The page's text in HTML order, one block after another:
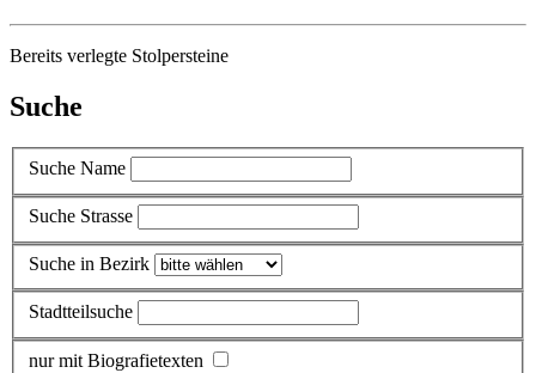
Bereits verlegte Stolpersteine
Suche
Suche Name
Suche Strasse
Suche in Bezirk
Stadtteilsuche
nur mit Biografietexten